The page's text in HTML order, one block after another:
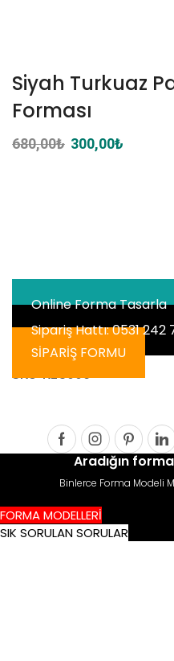
Siyah Turkuaz
Forması
680,00₺ Orijinal
300,00₺
Online Forma Tasarla
Sipariş Hattı: 0531 242
SİPARİŞ FORMU
SKU:KLC006
FacebookInstagram
Aradığın
Binlerce Forma Modeli
FORMA MODELLERİ
SIK SORULAN SORULAR